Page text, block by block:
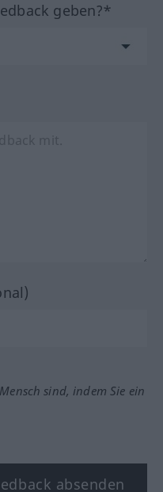
geben?*
sind, indem Sie ein
absenden